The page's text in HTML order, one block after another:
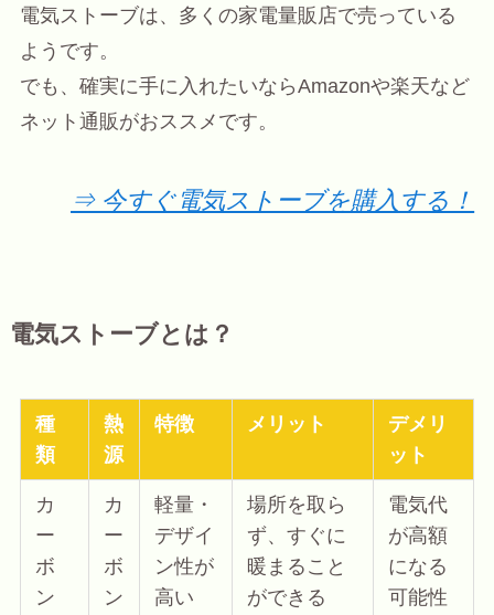
電気ストーブは、多くの家電量販店で売っている
ようです。
でも、確実に手に入れたいならAmazonや楽天など
ネット通販がおススメです。
⇒ 今すぐ電気ストーブを購入する！
電気ストーブとは？
種
類
熱
源
特徴 メリット
デメリ
ット
カ
ー
ボ
ン
カ
ー
ボ
ン
軽量・
デザイ
ン性が
高い
場所を取ら
ず、すぐに
暖まること
ができる
電気代
が高額
になる
可能性